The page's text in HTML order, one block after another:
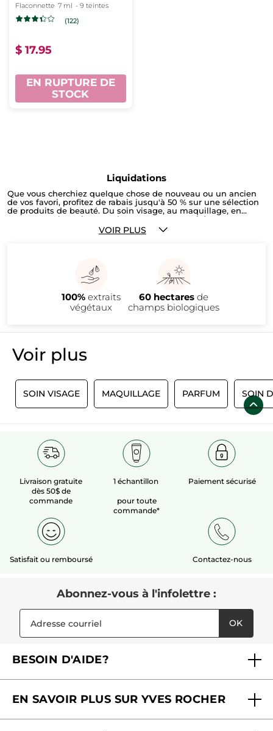
Flaconnette 7 ml - 9 teintes
(122)
$ 17.95
EN RUPTURE DE
STOCK
Liquidations
Que vous cherchiez quelque chose de nouveau ou un ancien
de vos favori, profitez de rabais jusqu'à 50 % sur une sélection
de produits de beauté. Du soin visage, au maquillage, en
passant par les soins pour le corps ! Les quantités sont
VOIR PLUS
100% extraits
végétaux
60 hectaresde
champs biologiques
Voir plus​
SOIN VISAGE MAQUILLAGE PARFUM SOIN
Livraison gratuite
dès 50$ de
commande
1 échantillon
pour toute
commande*
Paiement sécurisé
Satisfait ou remboursé Contactez-nous
Abonnez-vous à l'infolettre :
OK
BESOIN D'AIDE?
Contactez-nous
EN SAVOIR PLUS SUR YVES ROCHER